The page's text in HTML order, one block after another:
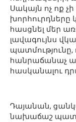
Սակայն ոչ ոք
խորհուրդները
հասցնել մեր
լավագույնս
հանրաճանաչ
հասկանալու
Դայանան,
նախաճաշ